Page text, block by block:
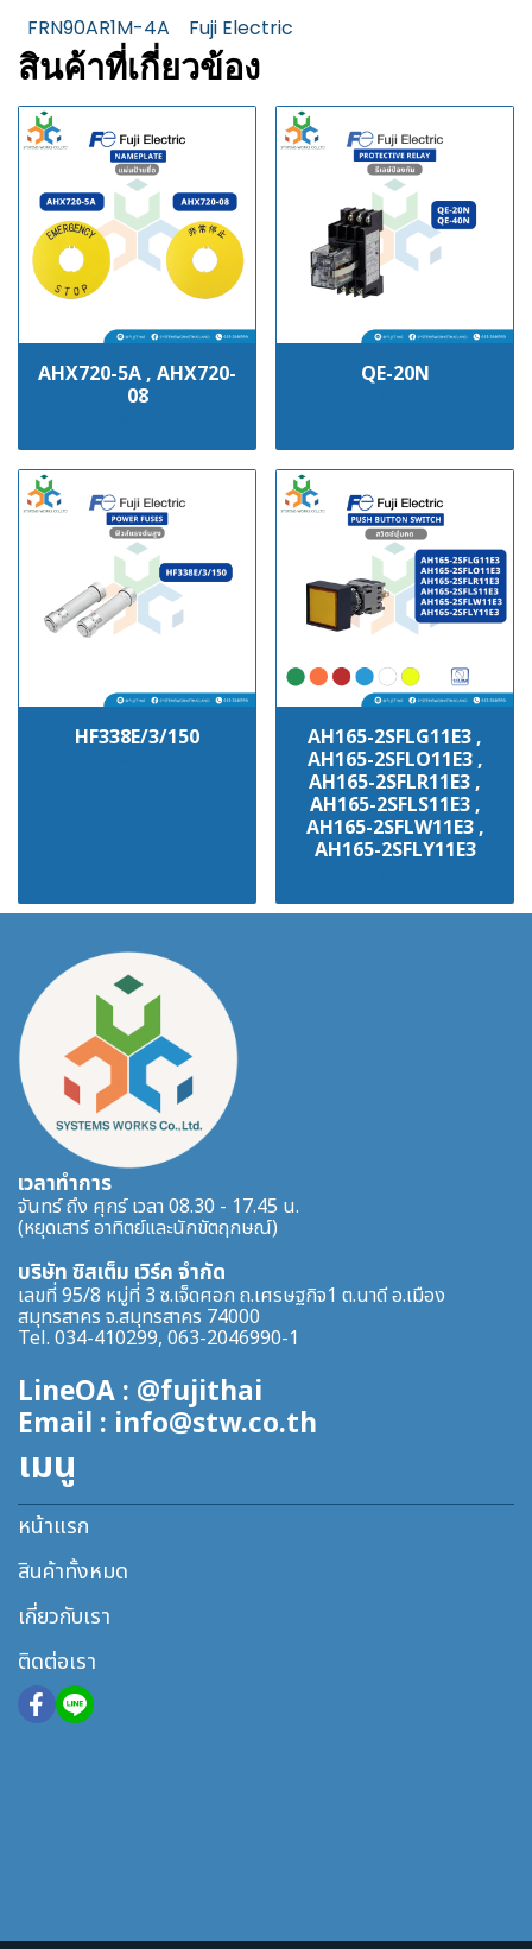
FRN90AR1M-4A Fuji Electric
สินค้าที่เกี่ยวข้อง
AHX720-5A , AHX720-
08
QE-20N
HF338E/3/150 AH165-2SFLG11E3 ,
AH165-2SFLO11E3 ,
AH165-2SFLR11E3 ,
AH165-2SFLS11E3 ,
AH165-2SFLW11E3 ,
AH165-2SFLY11E3
เวลาทำการ
จันทร์ ถึง ศุกร์ เวลา 08.30 - 17.45 น.
(หยุดเสาร์ อาทิตย์และนักขัตฤกษณ์)
บริษัท ซิสเต็ม เวิร์ค จำกัด
เลขที่ 95/8 หมู่ที่ 3 ซ.เจ็ดศอก ถ.เศรษฐกิจ1 ต.นาดี อ.เมือง
สมุทรสาคร จ.สมุทรสาคร 74000
Tel. 034-410299, 063-2046990-1
LineOA : @fujithai
Email : info@stw.co.th
เมนู
หน้าแรก
สินค้าทั้งหมด
เกี่ยวกับเรา
ติดต่อเรา